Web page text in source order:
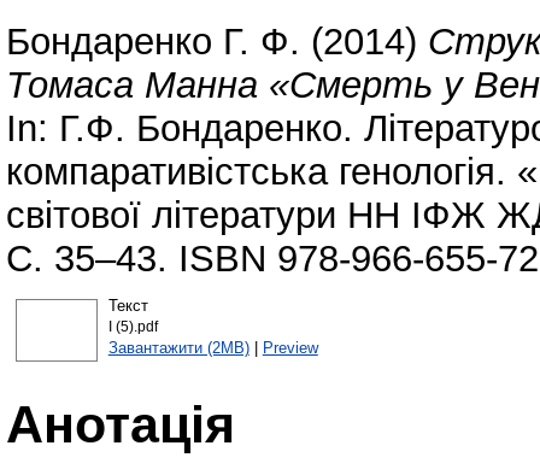
Бондаренко Г. Ф. (2014)
Томаса Манна «Смерть у
In: Г.Ф. Бондаренко.
компаративістська генологія.
світової літератури НН ІФЖ
С. 35–43. ISBN 978-966-655-
Текст
І (5).pdf
Завантажити (2MB)| Preview
Анотація